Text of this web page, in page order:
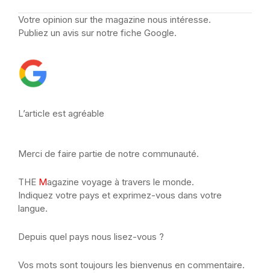
Votre opinion sur the magazine nous intéresse.
Publiez un avis sur notre fiche Google.
L’article est agréable
Merci de faire partie de notre communauté.
THE Magazine voyage à travers le monde.
Indiquez votre pays et exprimez-vous dans votre
langue.
Depuis quel pays nous lisez-vous ?
Vos mots sont toujours les bienvenus en commentaire.